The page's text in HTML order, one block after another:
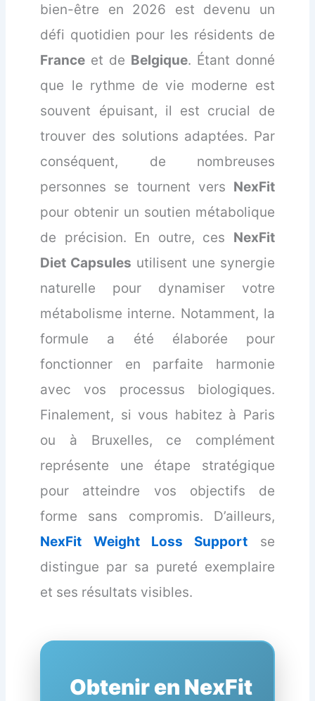
bien-être en 2026 est devenu un
défi quotidien pour les résidents de
France et de Belgique. Étant donné
que le rythme de vie moderne est
souvent épuisant, il est crucial de
trouver des solutions adaptées. Par
conséquent, de nombreuses
personnes se tournent vers NexFit
pour obtenir un soutien métabolique
de précision. En outre, ces NexFit
Diet Capsules utilisent une synergie
naturelle pour dynamiser votre
métabolisme interne. Notamment, la
formule a été élaborée pour
fonctionner en parfaite harmonie
avec vos processus biologiques.
Finalement, si vous habitez à Paris
ou à Bruxelles, ce complément
représente une étape stratégique
pour atteindre vos objectifs de
forme sans compromis. D’ailleurs,
NexFit Weight Loss Support se
distingue par sa pureté exemplaire
et ses résultats visibles.
Obtenir en NexFit